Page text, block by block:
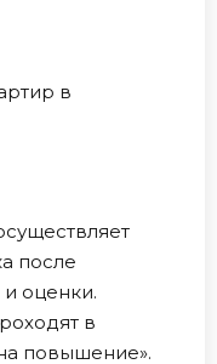
в
после
оценки.
в
повышение».